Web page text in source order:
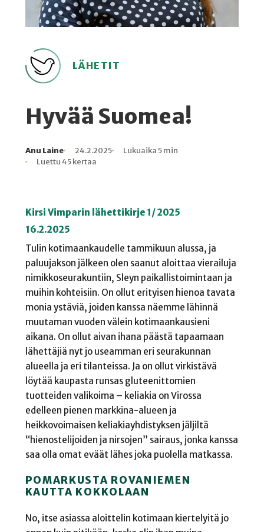
LÄHETIT
Hyvää Suomea!
Kirjoittaja
Anu Laine
Julkaistu
24.2.2025
Lukuaika
Lukuaika 5 min
Lukukertoja
Luettu 45 kertaa
Kirsi Vimparin lähettikirje 1/ 2025
16.2.2025
Tulin kotimaankaudelle tammikuun alussa, ja
paluujakson jälkeen olen saanut aloittaa vierailuja
nimikkoseurakuntiin, Sleyn paikallistoimintaan ja
muihin kohteisiin. On ollut erityisen hienoa tavata
monia ystäviä, joiden kanssa näemme lähinnä
muutaman vuoden välein kotimaankausieni
aikana. On ollut aivan ihana päästä tapaamaan
lähettäjiä nyt jo useamman eri seurakunnan
alueella ja eri tilanteissa. Ja on ollut virkistävä
löytää kaupasta runsas gluteenittomien
tuotteiden valikoima – keliakia on Virossa
edelleen pienen markkina-alueen ja
heikkovoimaisen keliakiayhdistyksen jäljiltä
“hienostelijoiden ja nirsojen” sairaus, jonka kanssa
saa olla omat eväät lähes joka puolella matkassa.
POMARKUSTA ROVANIEMEN
KAUTTA KOKKOLAAN
No, itse asiassa aloittelin kotimaan kiertelyitä jo